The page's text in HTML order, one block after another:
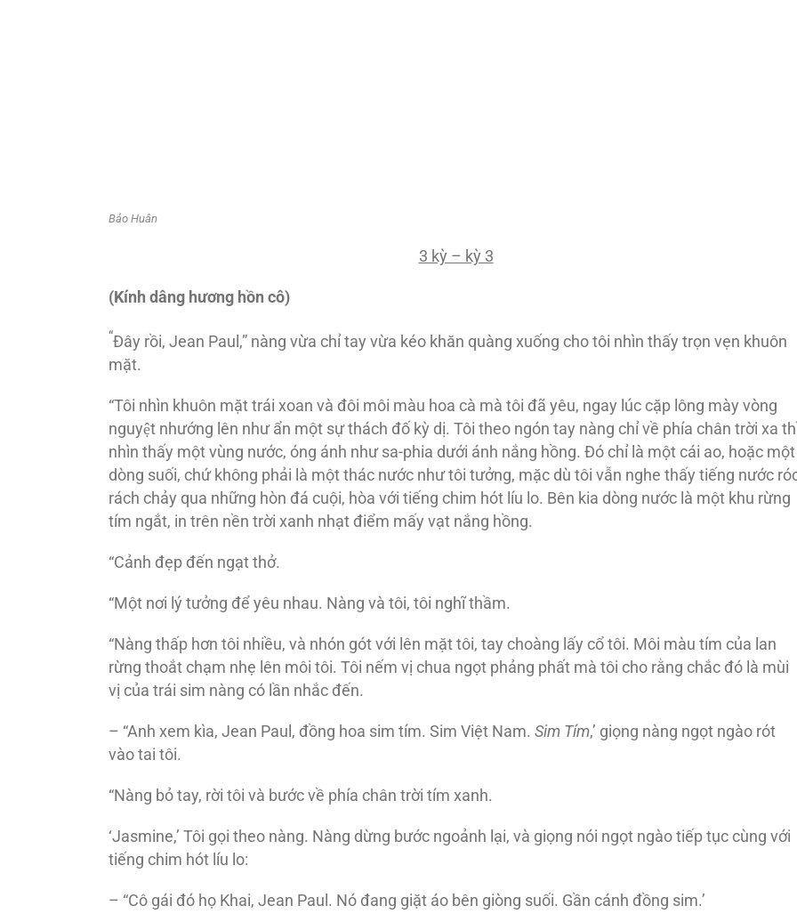
Bảo Huân
3 kỳ – kỳ 3
(Kính dâng hương hồn cô)
“Ðây rồi, Jean Paul,” nàng vừa chỉ tay vừa kéo khăn quàng xuống cho tôi nhìn thấy trọn vẹn khuôn
mặt.
“Tôi nhìn khuôn mặt trái xoan và đôi môi màu hoa cà mà tôi đã yêu, ngay lúc cặp lông mày vòng
nguyệt nhướng lên như ẩn một sự thách đố kỳ dị. Tôi theo ngón tay nàng chỉ về phía chân trời xa
nhìn thấy một vùng nước, óng ánh như sa-phia dưới ánh nắng hồng. Ðó chỉ là một cái ao, hoặc một
dòng suối, chứ không phải là một thác nước như tôi tưởng, mặc dù tôi vẫn nghe thấy tiếng nước
rách chảy qua những hòn đá cuội, hòa với tiếng chim hót líu lo. Bên kia dòng nước là một khu rừng
tím ngắt, in trên nền trời xanh nhạt điểm mấy vạt nắng hồng.
“Cảnh đẹp đến ngạt thở.
“Một nơi lý tưởng để yêu nhau. Nàng và tôi, tôi nghĩ thầm.
“Nàng thấp hơn tôi nhiều, và nhón gót với lên mặt tôi, tay choàng lấy cổ tôi. Môi màu tím của lan
rừng thoắt chạm nhẹ lên môi tôi. Tôi nếm vị chua ngọt phảng phất mà tôi cho rằng chắc đó là mùi
vị của trái sim nàng có lần nhắc đến.
– “Anh xem kìa, Jean Paul, đồng hoa sim tím. Sim Việt Nam. Sim Tím,’ giọng nàng ngọt ngào rót
vào tai tôi.
“Nàng bỏ tay, rời tôi và bước về phía chân trời tím xanh.
‘Jasmine,’ Tôi gọi theo nàng. Nàng dừng bước ngoảnh lại, và giọng nói ngọt ngào tiếp tục cùng với
tiếng chim hót líu lo:
– “Cô gái đó họ Khai, Jean Paul. Nó đang giặt áo bên giòng suối. Gần cánh đồng sim.’